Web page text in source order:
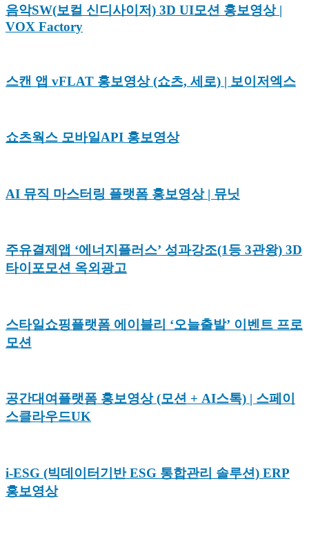
음악SW(보컬 신디사이저) 3D UI모션 홍보영상 |
VOX Factory
스캔 앱 vFLAT 홍보영상 (쇼츠, 세로) | 보이저엑스
쇼츠웍스 모바일API 홍보영상
AI 뮤직 마스터링 플랫폼 홍보영상 | 뮤닛
주유결제앱 ‘에너지플러스’ 성과강조(1등 3관왕) 3D
타이포모션 옥외광고
스타일쇼핑플랫폼 에이블리 ‘오늘출발’ 이벤트 프로
모션
공간대여플랫폼 홍보영상 (모션 + AI스톡) | 스페이
스클라우드UK
i-ESG (빅데이터기반 ESG 통합관리 솔루션) ERP
홍보영상